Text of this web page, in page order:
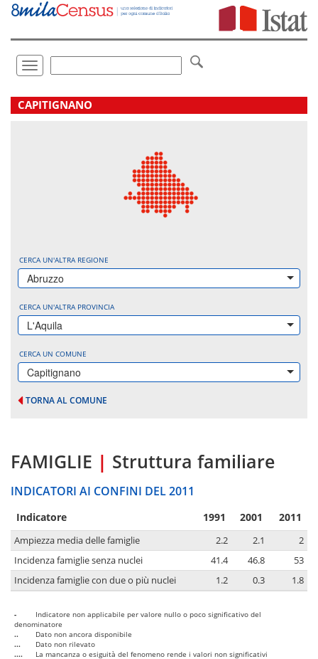
Vai
direttamente
Toggle
navigation
.
CAPITIGNANO
CERCA UN'ALTRA REGIONE
Abruzzo
CERCA UN'ALTRA PROVINCIA
L'Aquila
CERCA UN COMUNE
Capitignano
TORNA AL COMUNE
FAMIGLIE | Struttura familiare
INDICATORI AI CONFINI DEL 2011
Indicatore 1991 2001 2011
Ampiezza media delle famiglie 2.2 2.1
2
Incidenza famiglie senza nuclei
41.4 46.8
53
Incidenza famiglie con due o più nuclei
1.2 0.3 1.8
-
Indicatore non applicabile per valore nullo o poco significativo del
denominatore
..
Dato non ancora disponibile
...
Dato non rilevato
....
La mancanza o esiguità del fenomeno rende i valori non significativi